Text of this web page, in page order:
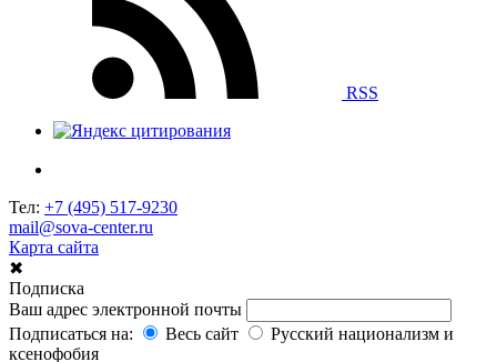
RSS
Тел: +7 (495) 517-9230
mail@sova-center.ru
Карта сайта
✖
Подписка
Ваш адрес электронной почты
Подписаться на:
Весь сайт
Русский национализм и
ксенофобия